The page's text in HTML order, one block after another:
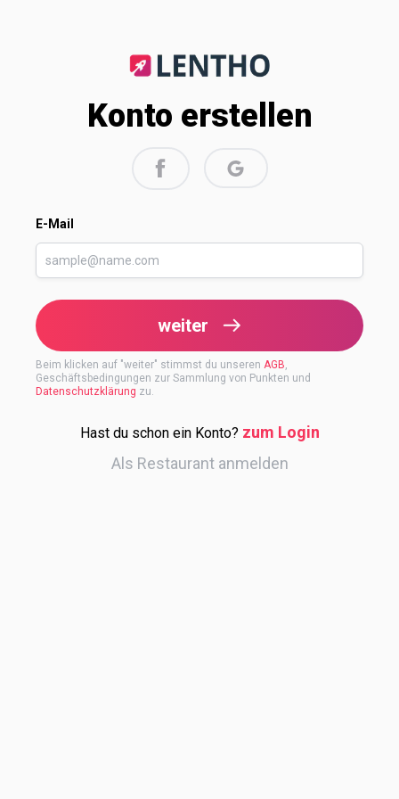
Konto erstellen
E-Mail
weiter
Beim klicken auf "weiter" stimmst du unseren AGB
Geschäftsbedingungen zur Sammlung von Punkten und
Datenschutzklärung zu.
Hast du schon ein Konto? zum Login
Als Restaurant anmelden